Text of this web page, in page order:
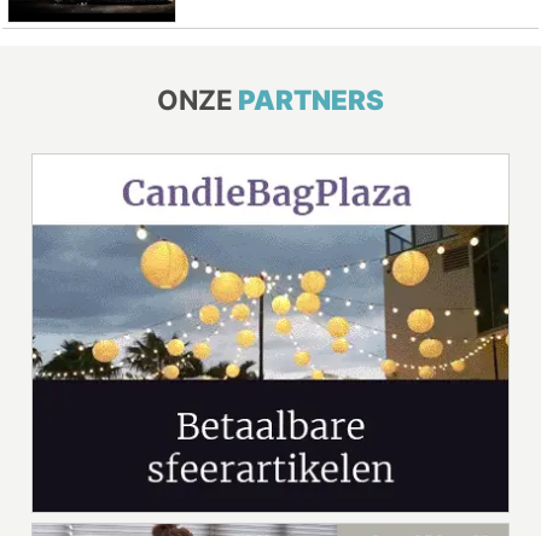
ONZE PARTNERS